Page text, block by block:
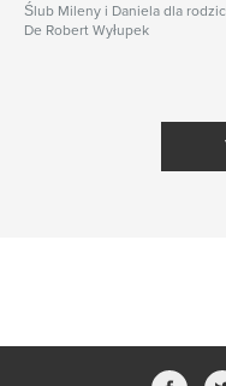
Ślub Mileny i Daniela dla
De Robert Wyłupek